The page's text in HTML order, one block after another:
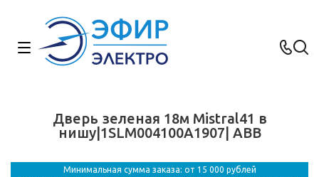
Дверь зеленая 18м Mistral41 в
нишу|1SLM004100A1907| ABB
Минимальная сумма заказа: от 15 000 рублей